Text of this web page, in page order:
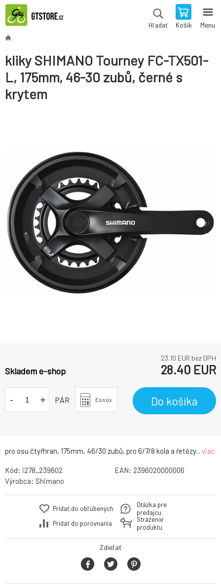
Hľadať Košík Menu
kliky SHIMANO Tourney FC-TX501-
L, 175mm, 46-30 zubů, černé s
krytem
pro osu čtyřhran, 175mm, 46/30 zubů, pro 6/7/8 kola a řetězy... viac
23.10 EUR bez DPH
Skladem e-shop 28.40 EUR
- + PÁR Essox Do košíka
Kód: i278_239602 EAN: 2396020000006
Výrobca: Shimano
Pridať do obľúbených
Pridať do porovnania
Otázka pre
predajcu
Stráženie
produktu
Zdieľať